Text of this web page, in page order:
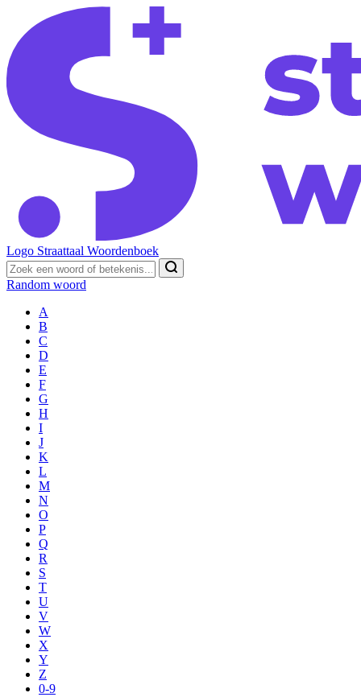
Logo Straattaal Woordenboek
Random woord
A
B
C
D
E
F
G
H
I
J
K
L
M
N
O
P
Q
R
S
T
U
V
W
X
Y
Z
0-9